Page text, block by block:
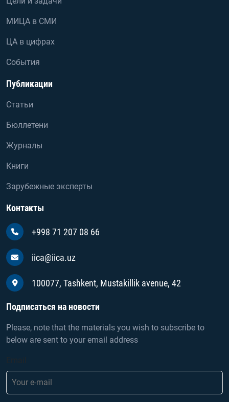
МИЦА в СМИ
ЦА в цифрах
События
Публикации
Статьи
Бюллетени
Журналы
Книги
Зарубежные эксперты
Контакты
+998 71 207 08 66
iica@iica.uz
100077, Tashkent, Mustakillik avenue, 42
Подписаться на новости
Please, note that the materials you wish to subscribe to
below are sent to your email address